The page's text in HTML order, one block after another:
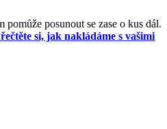
posunout se zase o kus dál.
si, jak nakládáme s vašimi